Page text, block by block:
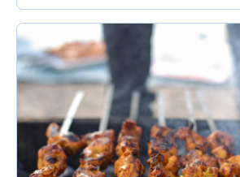
Rom planen,...